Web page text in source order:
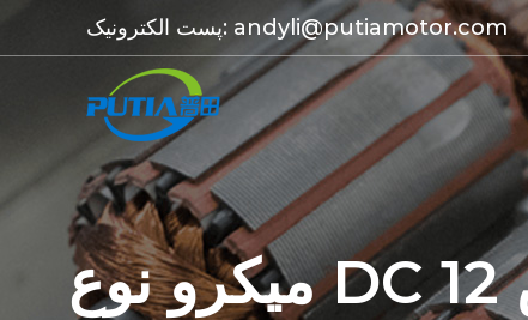
پست الکترونیک: andyli@putiamotor.com